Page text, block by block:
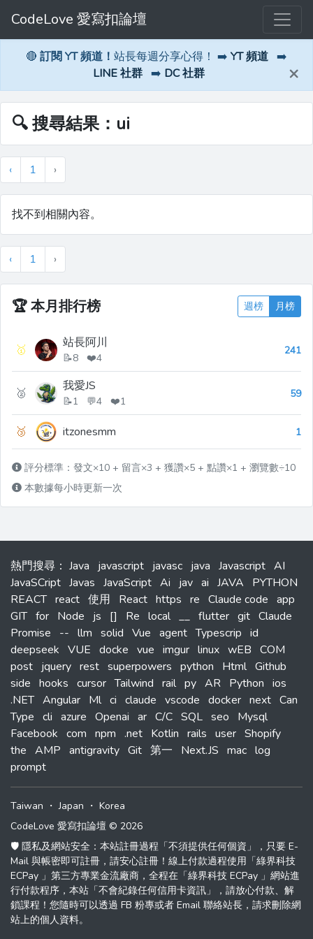
CodeLove 愛寫扣論壇
🔴 訂閱 YT 頻道！ 站長每週分享心得！ ➡️ YT 頻道 ➡️
LINE 社群 ➡️ DC 社群 ×
🔍 搜尋結果：ui
‹ 1 ›
找不到相關內容。
‹ 1 ›
🏆本月排行榜 週榜 月榜
🥇 站長阿川
📝8 ❤️4
241
🥈 我愛JS
📝1 💬4 ❤️1
59
🥉 itzonesmm 1
評分標準：發文×10 + 留言×3 + 獲讚×5 + 點讚×1 + 瀏覽數÷10
本數據每小時更新一次
熱門搜尋 ： Java javascript javasc java Javascript AI
JavaSCript Javas JavaScript Ai jav ai JAVA
PYTHON
REACT react 使用 React https re Claude code app
GIT for Node js [] Re local __ flutter git Claude
Promise
-- llm solid Vue agent Typescrip id
deepseek VUE docke vue imgur linux wEB COM
post jquery rest superpowers python Html Github
side hooks cursor Tailwind rail py AR Python ios
.NET Angular Ml ci claude vscode docker next Can
Type cli azure Openai ar C/C SQL seo
Mysql
Facebook com npm .net Kotlin rails user Shopify
the AMP antigravity Git 第一 Next.JS mac log
prompt
Taiwan ・Japan ・ Korea
CodeLove 愛寫扣論壇 © 2026
🛡️ 隱私及網站安全：本站註冊過程「不須提供任何個資」，只要 E-
Mail 與帳密即可註冊，請安心註冊！線上付款過程使用「綠界科技
ECPay 」第三方專業金流廠商，全程在「綠界科技 ECPay 」網站進
行付款程序，本站「不會紀錄任何信用卡資訊」，請放心付款、解
鎖課程！您隨時可以透過 FB 粉專或者 Email 聯絡站長，請求刪除網
站上的個人資料。